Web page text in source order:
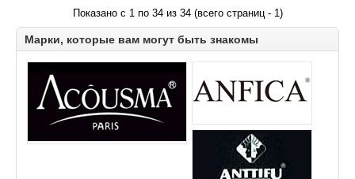
Показано с 1 по 34 из 34 (всего страниц - 1)
Марки, которые вам могут быть знакомы